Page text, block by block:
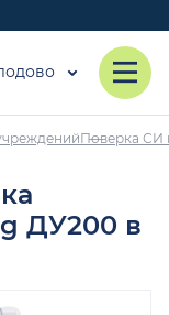
Поверка СИ
ДУ200 в